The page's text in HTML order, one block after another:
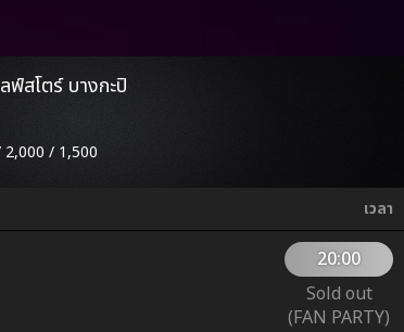
ฟ์สโตร์ บางกะปิ
/ 1,500
เวลา
20:00
Sold out
(FAN PARTY)